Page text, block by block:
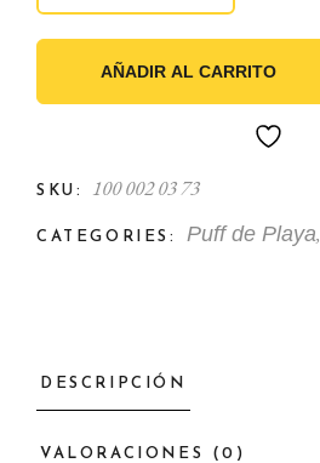
AÑADIR AL CARRITO
SKU: 100 002 03 73
CATEGORIES: Puff de Playa,
DESCRIPCIÓN
VALORACIONES (0)